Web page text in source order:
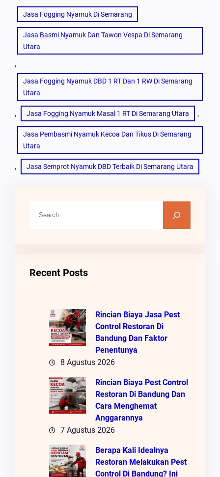
Jasa Fogging Nyamuk Di Semarang
Jasa Basmi Nyamuk Dan Tawon Vespa Di Semarang
Utara
,
Jasa Fogging Nyamuk DBD 1 RT Dan 1 RW Di Semarang
Utara
, Jasa Fogging Nyamuk Masal 1 RT Di Semarang Utara ,
Jasa Pembasmi Nyamuk Kecoa Dan Tikus Di Semarang
Utara
, Jasa Semprot Nyamuk DBD Terbaik Di Semarang Utara
Recent Posts
Rincian Biaya Jasa Pest
Control Restoran Di
Bandung Dan Faktor
Penentunya
8 Agustus 2026
Rincian Biaya Pest Control
Restoran Di Bandung Dan
Cara Menghemat
Anggarannya
7 Agustus 2026
Berapa Kali Idealnya
Restoran Melakukan Pest
Control Di Bandung? Ini